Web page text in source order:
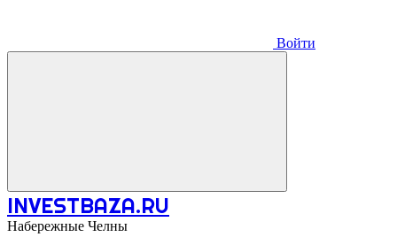
Войти
INVESTBAZA.RU
Набережные Челны